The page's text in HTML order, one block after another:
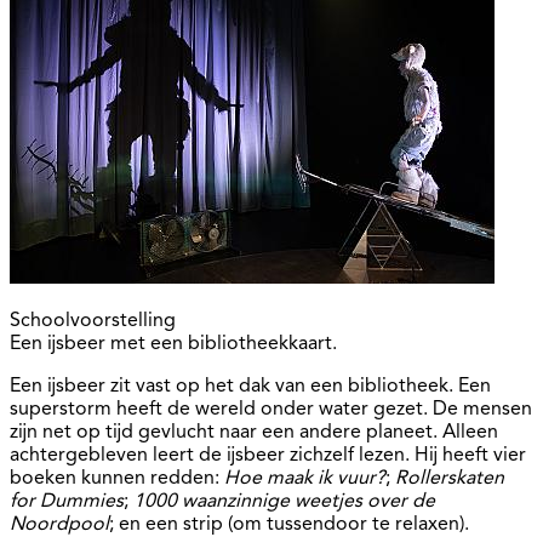
Schoolvoorstelling
Een ijsbeer met een bibliotheekkaart.
Een ijsbeer zit vast op het dak van een bibliotheek. Een
superstorm heeft de wereld onder water gezet. De mensen
zijn net op tijd gevlucht naar een andere planeet. Alleen
achtergebleven leert de ijsbeer zichzelf lezen. Hij heeft vier
boeken kunnen redden: Hoe maak ik vuur?; Rollerskaten
for Dummies; 1000 waanzinnige weetjes over de
Noordpool; en een strip (om tussendoor te relaxen).